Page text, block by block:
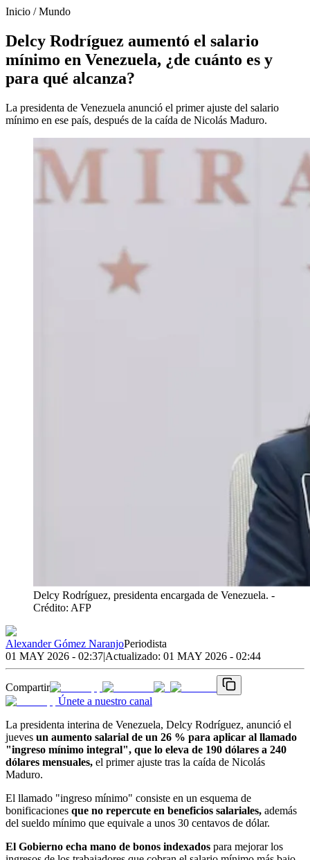
Inicio /Mundo
Delcy Rodríguez aumentó el salario
mínimo en Venezuela, ¿de cuánto es y
para qué alcanza?
La presidenta de Venezuela anunció el primer ajuste del salario
mínimo en ese país, después de la caída de Nicolás Maduro.
Delcy Rodríguez, presidenta encargada de Venezuela. -
Crédito: AFP
Alexander Gómez NaranjoPeriodista
01 MAY 2026 - 02:37|Actualizado: 01 MAY 2026 - 02:44
Compartir
Únete a nuestro canal
La presidenta interina de Venezuela, Delcy Rodríguez, anunció el
jueves un aumento salarial de un 26 % para aplicar al llamado
"ingreso mínimo integral", que lo eleva de 190 dólares a 240
dólares mensuales, el primer ajuste tras la caída de Nicolás
Maduro.
El llamado "ingreso mínimo" consiste en un esquema de
bonificaciones que no repercute en beneficios salariales, además
del sueldo mínimo que equivale a unos 30 centavos de dólar.
El Gobierno echa mano de bonos indexados para mejorar los